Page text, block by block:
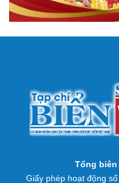
Tổng biên
Giấy phép hoạt động